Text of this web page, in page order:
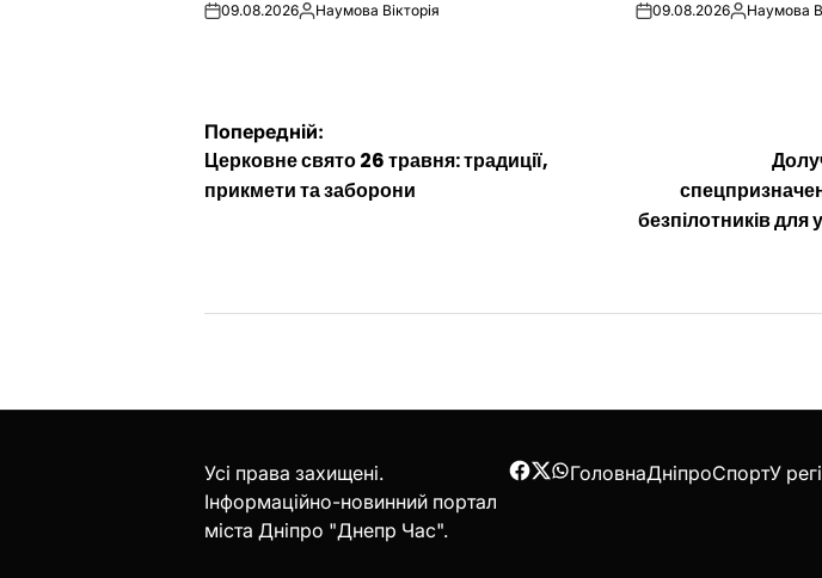
on09.08.2026Опубліковано
Наумова Вікторія on09.08.2026 Наумова
Навігація
записів
Попередній:
Церковне свято 26 травня: традиції,
прикмети та заборони
безпілотників для
Усі права захищені.
Інформаційно-новинний портал
міста Дніпро "Днепр Час".
Facebook
Twitter
WhatsApp
ГоловнаДніпроСпортУ